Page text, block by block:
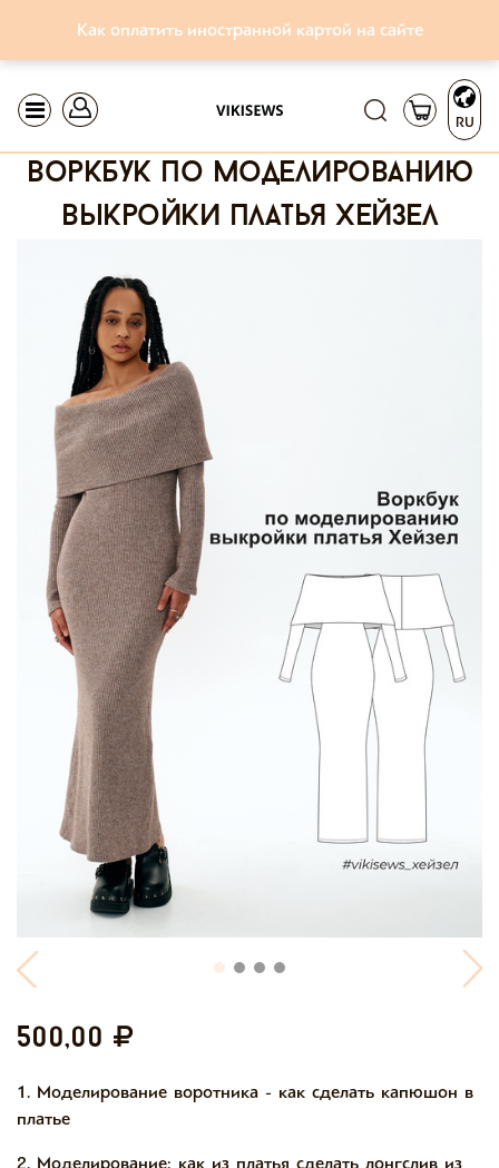
Как оплатить иностранной картой на сайте
RU
воркбук по моделированию
выкройки платья хейзел
500,00
1. Моделирование воротника - как сделать капюшон в
платье
2. Моделирование: как из платья сделать лонгслив из